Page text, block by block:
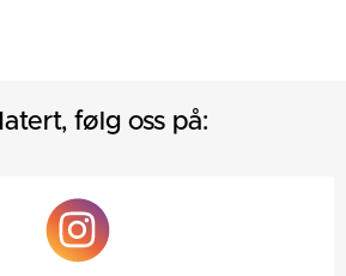
følg oss på: